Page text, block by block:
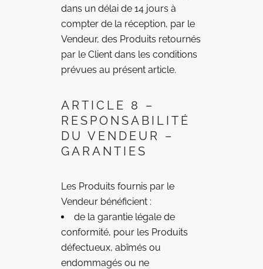
dans un délai de 14 jours à
compter de la réception, par le
Vendeur, des Produits retournés
par le Client dans les conditions
prévues au présent article.
ARTICLE 8 –
RESPONSABILITÉ
DU VENDEUR –
GARANTIES
Les Produits fournis par le
Vendeur bénéficient :
de la garantie légale de
conformité, pour les Produits
défectueux, abîmés ou
endommagés ou ne